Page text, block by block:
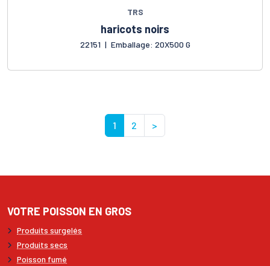
TRS
haricots noirs
22151 | Emballage: 20X500 G
1 2 >
VOTRE POISSON EN GROS
Produits surgelés
Produits secs
Poisson fumé